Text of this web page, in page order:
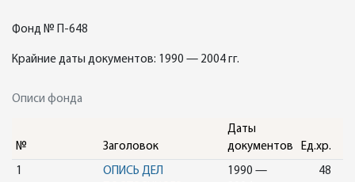
Фонд № П-648
Крайние даты документов: 1990 — 2004 гг.
Описи фонда
№ Заголовок
Даты
документов
Ед.хр.
1
ОПИСЬ ДЕЛ
1990 —
48